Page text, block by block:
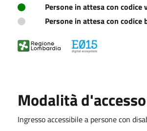
Persone in attesa con codice
Persone in attesa con codice
Modalità d'accesso
Ingresso accessibile a persone con